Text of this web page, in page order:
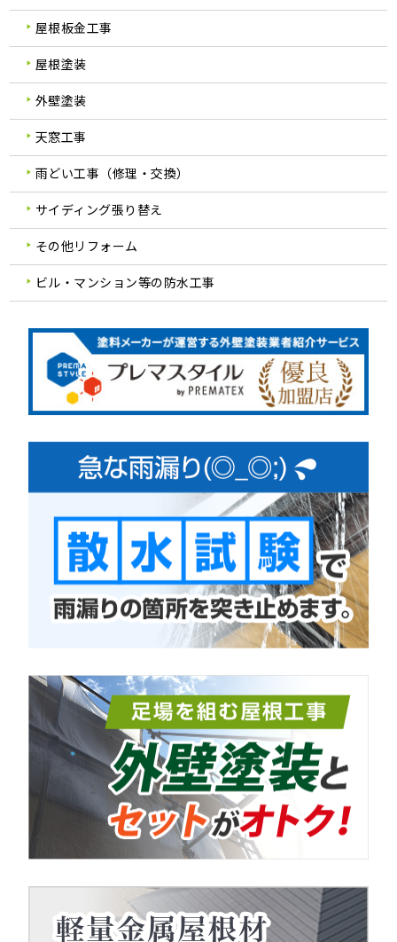
屋根板金工事
屋根塗装
外壁塗装
天窓工事
雨どい工事（修理・交換）
サイディング張り替え
その他リフォーム
ビル・マンション等の防水工事